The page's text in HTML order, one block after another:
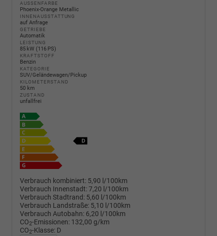
AUSSENFARBE
Phoenix-Orange Metallic
INNENAUSSTATTUNG
auf Anfrage
GETRIEBE
Automatik
LEISTUNG
85 kW (116 PS)
KRAFTSTOFF
Benzin
KATEGORIE
SUV/Geländewagen/Pickup
KILOMETERSTAND
50 km
ZUSTAND
unfallfrei
Verbrauch kombiniert: 5,90 l/100km
Verbrauch Innenstadt:7,20 l/100km
Verbrauch Stadtrand: 5,60 l/100km
Verbrauch Landstraße: 5,10 l/100km
Verbrauch Autobahn: 6,20 l/100km
CO2-Emissionen: 132,00 g/km
CO2-Klasse: D